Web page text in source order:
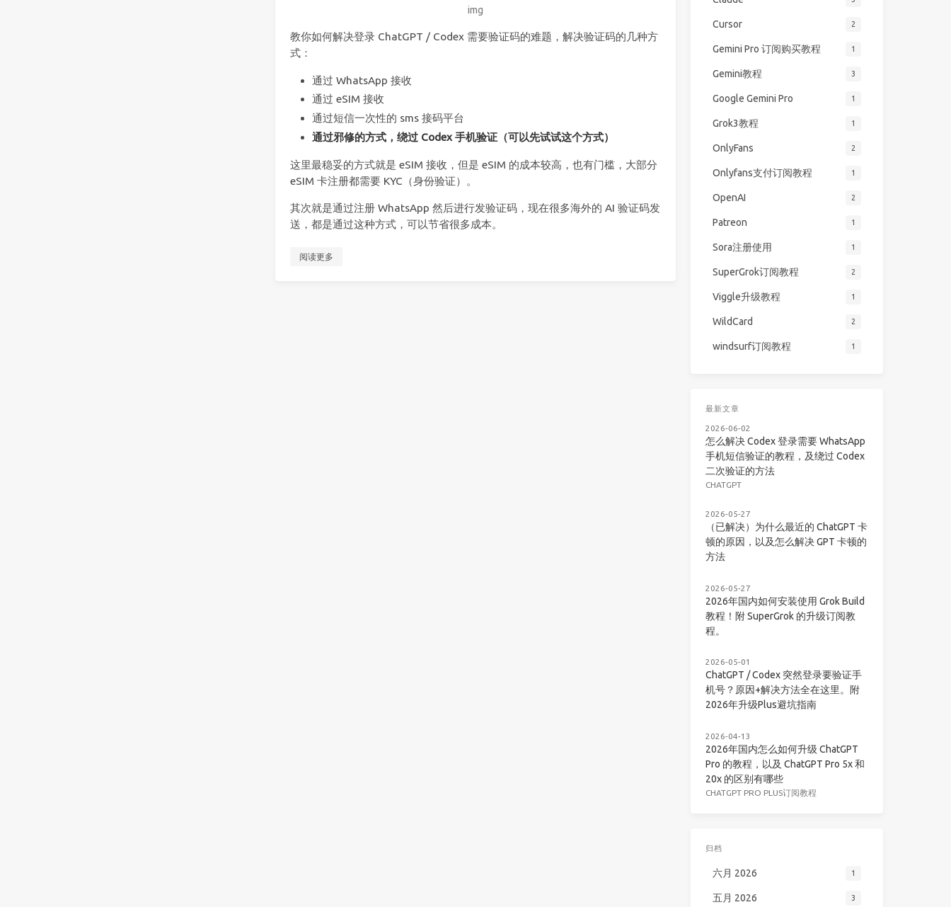
img
教你如何解决登录 ChatGPT / Codex 需要验证码的难题，解决验证码的几种方
式：
通过 WhatsApp 接收
通过 eSIM 接收
通过短信一次性的 sms 接码平台
通过邪修的方式，绕过 Codex 手机验证（可以先试试这个方式）
这里最稳妥的方式就是 eSIM 接收，但是 eSIM 的成本较高，也有门槛，大部分
eSIM 卡注册都需要 KYC（身份验证）。
其次就是通过注册 WhatsApp 然后进行发验证码，现在很多海外的 AI 验证码发
送，都是通过这种方式，可以节省很多成本。
阅读更多
Cursor 2
Gemini Pro 订阅购买教程 1
Gemini教程 3
Google Gemini Pro 1
Grok3教程 1
OnlyFans 2
Onlyfans支付订阅教程 1
OpenAI 2
Patreon 1
Sora注册使用 1
SuperGrok订阅教程 2
Viggle升级教程 1
WildCard 2
windsurf订阅教程 1
最新文章
2026-06-02
怎么解决 Codex 登录需要 WhatsApp
手机短信验证的教程，及绕过 Codex
二次验证的方法
CHATGPT
2026-05-27
（已解决）为什么最近的 ChatGPT 卡
顿的原因，以及怎么解决 GPT 卡顿的
方法
2026-05-27
2026年国内如何安装使用 Grok Build
教程！附 SuperGrok 的升级订阅教
程。
2026-05-01
ChatGPT / Codex 突然登录要验证手
机号？原因+解决方法全在这里。附
2026年升级Plus避坑指南
2026-04-13
2026年国内怎么如何升级 ChatGPT
Pro 的教程，以及 ChatGPT Pro 5x 和
20x 的区别有哪些
CHATGPT PRO PLUS订阅教程
归档
六月 2026 1
五月 2026 3